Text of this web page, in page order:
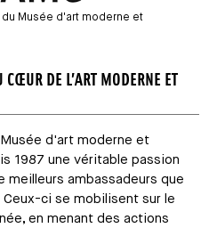
Musée d'art moderne et
CŒUR DE L’ART MODERNE ET
d'art moderne et
1987 une véritable passion
meilleurs ambassadeurs que
ci se mobilisent sur le
en menant des actions